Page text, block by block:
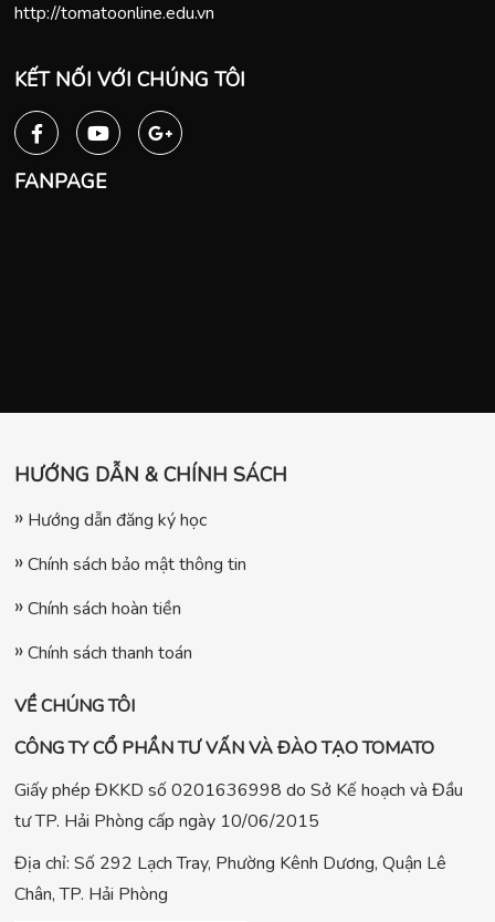
http://tomatoonline.edu.vn
KẾT NỐI VỚI CHÚNG TÔI
FANPAGE
HƯỚNG DẪN & CHÍNH SÁCH
Hướng dẫn đăng ký học
Chính sách bảo mật thông tin
Chính sách hoàn tiền
Chính sách thanh toán
VỀ CHÚNG TÔI
CÔNG TY CỔ PHẦN TƯ VẤN VÀ ĐÀO TẠO TOMATO
Giấy phép ĐKKD số 0201636998 do Sở Kế hoạch và Đầu
tư TP. Hải Phòng cấp ngày 10/06/2015
Địa chỉ: Số 292 Lạch Tray, Phường Kênh Dương, Quận Lê
Chân, TP. Hải Phòng